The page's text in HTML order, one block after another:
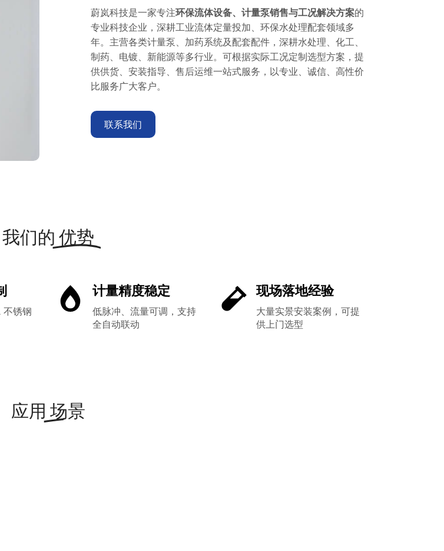
蔚岚科技是一家专注环保流体设备、计量泵销售与工况解决方案的
专业科技企业，深耕工业流体定量投加、环保水处理配套领域多
年。主营各类计量泵、加药系统及配套配件，深耕水处理、化工、
制药、电镀、新能源等多行业。可根据实际工况定制选型方案，提
供供货、安装指导、售后运维一站式服务，以专业、诚信、高性价
比服务广大客户。
联系我们
我们的 优势
不锈钢
计量精度稳定
低脉冲、流量可调，支持
全自动联动
现场落地经验
大量实景安装案例，可提
供上门选型
应用 场景